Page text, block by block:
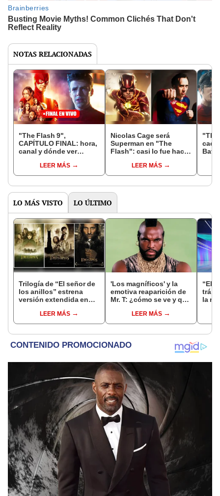
NOTAS RELACIONADAS
"The Flash 9",
CAPÍTULO FINAL: hora,
canal y dónde ver
Grant Austin
LEER MÁS
Nicolas Cage será
Superman en "The
Flash": casi lo fue hace
LEER MÁS
"The
caos
LO MÁS VISTO LO ÚLTIMO
Trilogía de “El señor de
los anillos” estrena
versión extendida en
horas!LEER MÁS
'Los magníficos' y la
emotiva reaparición de
Mr. T: ¿cómo se ve y qué
LEER MÁS
“El
la